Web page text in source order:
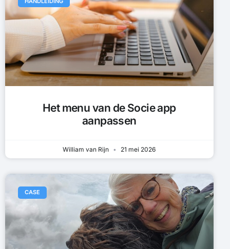
Het menu van de Socie app
aanpassen
William van Rijn 21 mei 2026
CASE